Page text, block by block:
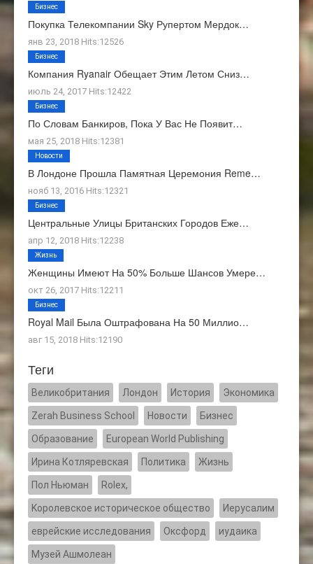
Покупка Телекомпании Sky Рупертом Мердок…
янв 23, 2018 Hits:12526
Бизнес
Компания Ryanair Обещает Этим Летом Сниз…
июль 24, 2017 Hits:12422
Бизнес
По Словам Банкиров, Пока У Вас Не Появит…
мая 25, 2018 Hits:12381
Бизнес
В Лондоне Прошла Памятная Церемония Reme…
нояб 13, 2016 Hits:12321
Новости
Центральные Улицы Британских Городов Еже…
апр 12, 2018 Hits:12238
Бизнес
Женщины Имеют На 50% Больше Шансов Умере…
окт 26, 2017 Hits:12211
Жизнь
Royal Mail Была Оштрафована На 50 Миллио…
авг 15, 2018 Hits:12190
Бизнес
Теги
Великобритания Лондон История Экономика
Zerah Business School Новости Бизнес
Образование European World Publishing
Ирина Котляревская Политика Жизнь
Пол Ньюман Rolex,
Kоролевское историческое общество Иерусалим
еврейские исследования Оксфорд иудаика
Музей Ашмолеан